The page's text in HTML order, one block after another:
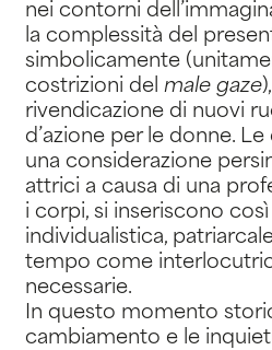
nei contorni
la complessità del
simbolicamente
costrizioni del male gaze
rivendicazione di nuovi
d’azione per le donne.
una considerazione
attrici a causa di una
i corpi, si inseriscono
individualistica,
tempo come
necessarie.
In questo momento
cambiamento e le